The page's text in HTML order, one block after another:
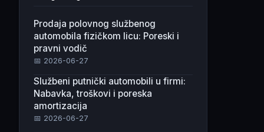
Prodaja polovnog službenog
automobila fizičkom licu: Poreski i
pravni vodič
📅 2026-06-27
Službeni putnički automobili u firmi:
Nabavka, troškovi i poreska
amortizacija
📅 2026-06-27